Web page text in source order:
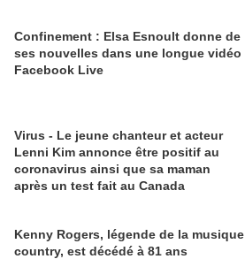
Confinement : Elsa Esnoult donne de
ses nouvelles dans une longue vidéo
Facebook Live
Virus - Le jeune chanteur et acteur
Lenni Kim annonce être positif au
coronavirus ainsi que sa maman
après un test fait au Canada
Kenny Rogers, légende de la musique
country, est décédé à 81 ans